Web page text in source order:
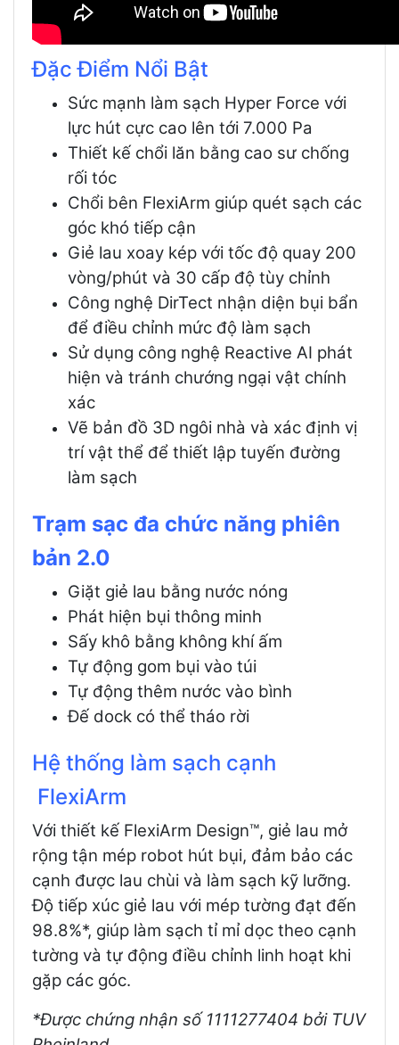
Đặc Điểm Nổi Bật
Sức mạnh làm sạch Hyper Force với
lực hút cực cao lên tới 7.000 Pa
Thiết kế chổi lăn bằng cao sư chống
rối tóc
Chổi bên FlexiArm giúp quét sạch các
góc khó tiếp cận
Giẻ lau xoay kép với tốc độ quay 200
vòng/phút và 30 cấp độ tùy chỉnh
Công nghệ DirTect nhận diện bụi bẩn
để điều chỉnh mức độ làm sạch
Sử dụng công nghệ Reactive AI phát
hiện và tránh chướng ngại vật chính
xác
Vẽ bản đồ 3D ngôi nhà và xác định vị
trí vật thể để thiết lập tuyến đường
làm sạch
Trạm sạc đa chức năng phiên
bản 2.0
Giặt giẻ lau bằng nước nóng
Phát hiện bụi thông minh
Sấy khô bằng không khí ấm
Tự động gom bụi vào túi
Tự động thêm nước vào bình
Đế dock có thể tháo rời
Hệ thống làm sạch cạnh
FlexiArm
Với thiết kế FlexiArm Design™, giẻ lau mở
rộng tận mép robot hút bụi, đảm bảo các
cạnh được lau chùi và làm sạch kỹ lưỡng.
Độ tiếp xúc giẻ lau với mép tường đạt đến
98.8%*, giúp làm sạch tỉ mỉ dọc theo cạnh
tường và tự động điều chỉnh linh hoạt khi
gặp các góc.
*Được chứng nhận số 1111277404 bởi TUV